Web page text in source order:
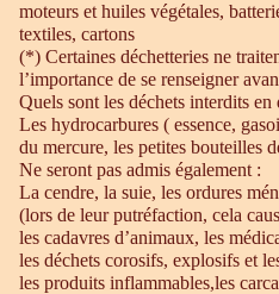
moteurs et huiles végétales,
textiles, cartons
(*) Certaines déchetteries ne
l’importance de se renseigner
Quels sont les déchets interdits en
Les hydrocarbures ( essence,
du mercure, les petites bouteilles
Ne seront pas admis également :
La cendre, la suie, les ordures
(lors de leur putréfaction, cela
les cadavres d’animaux, les
les déchets corosifs, explosifs et
les produits inflammables,les